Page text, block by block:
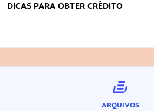
DICAS PARA OBTER CRÉDITO
ARQUIVOS